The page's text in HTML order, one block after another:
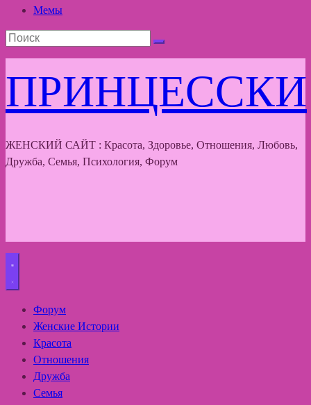
Мемы
ПРИНЦЕССКИ
ЖЕНСКИЙ САЙТ : Красота, Здоровье, Отношения, Любовь,
Дружба, Семья, Психология, Форум
Форум
Женские Истории
Красота
Отношения
Дружба
Семья